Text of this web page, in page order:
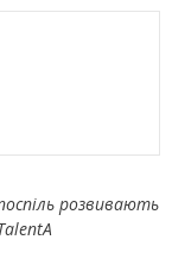
розвивають